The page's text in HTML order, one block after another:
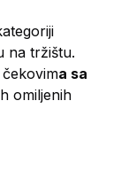
na tržištu.
a sa
omiljenih